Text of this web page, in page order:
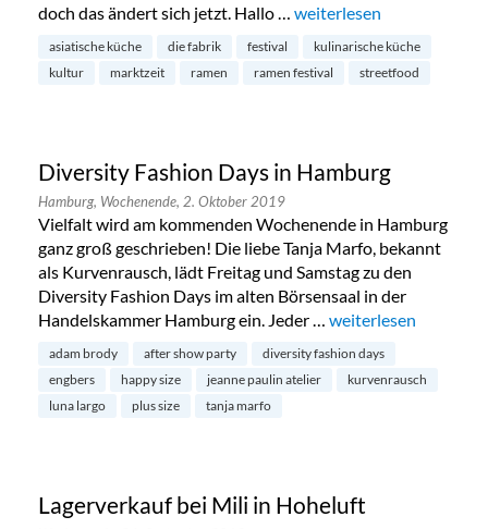
doch das ändert sich jetzt. Hallo … „Ramen Festival in
weiterlesen
asiatische küche die fabrik festival
kulinarische küche
kultur
marktzeit ramen ramen festival streetfood
Diversity Fashion Days in Hamburg
Hamburg, Wochenende, 2. Oktober 2019
Vielfalt wird am kommenden Wochenende in Hamburg
ganz groß geschrieben! Die liebe Tanja Marfo, bekannt
als Kurvenrausch, lädt Freitag und Samstag zu den
Diversity Fashion Days im alten Börsensaal in der
Handelskammer Hamburg ein. Jeder … „Diversity Fashion
weiterlesen
adam brody after show party
diversity fashion days
engbers
happy size jeanne paulin atelier
kurvenrausch
luna largo
plus size tanja marfo
Lagerverkauf bei Mili in Hoheluft